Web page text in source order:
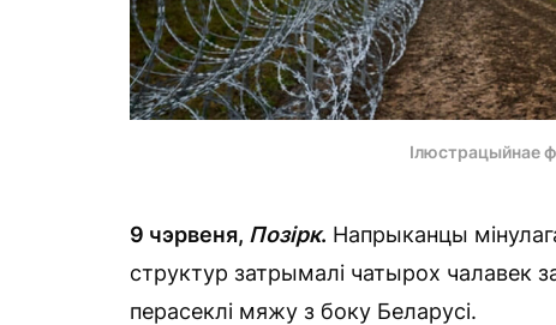
Ілюстрацыйнае
9 чэрвеня, Позірк. Напрыканцы
структур затрымалі чатырох чалавек
перасеклі мяжу з боку Беларусі.